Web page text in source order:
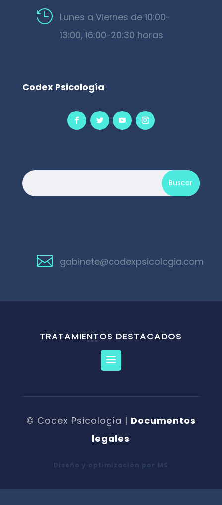

Lunes a Viernes de 10:00-
13:00, 16:00-20:30 horas
Codex Psicología
 gabinete@codexpsicologia.com
TRATAMIENTOS DESTACADOS
© Codex Psicología | Documentos
legales
Diseño y optimización por MS